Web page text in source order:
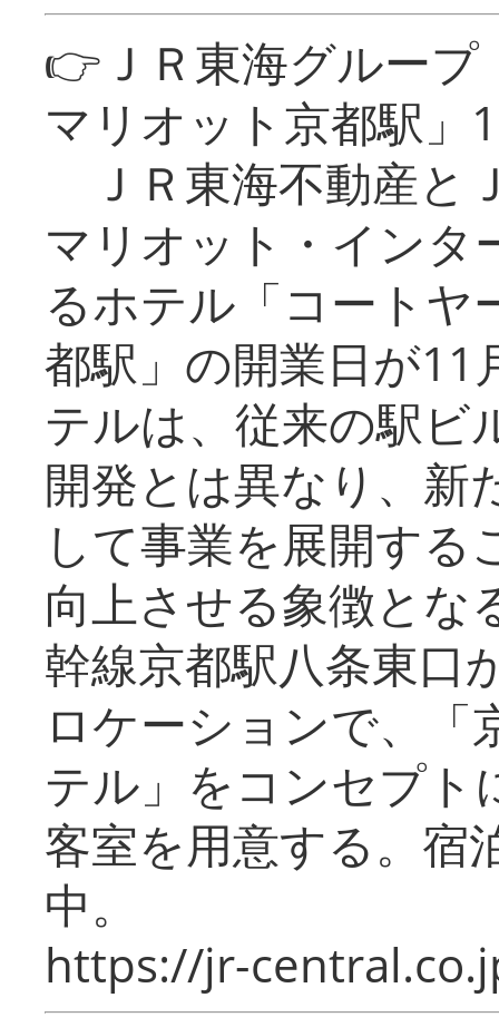
👉ＪＲ東海グルー
マリオット京都駅」
ＪＲ東海不動産と
マリオット・インタ
るホテル「コートヤ
都駅」の開業日が11
テルは、従来の駅ビ
開発とは異なり、新
して事業を展開する
向上させる象徴とな
幹線京都駅八条東口
ロケーションで、「
テル」をコンセプト
客室を用意する。宿
中。
https://jr-